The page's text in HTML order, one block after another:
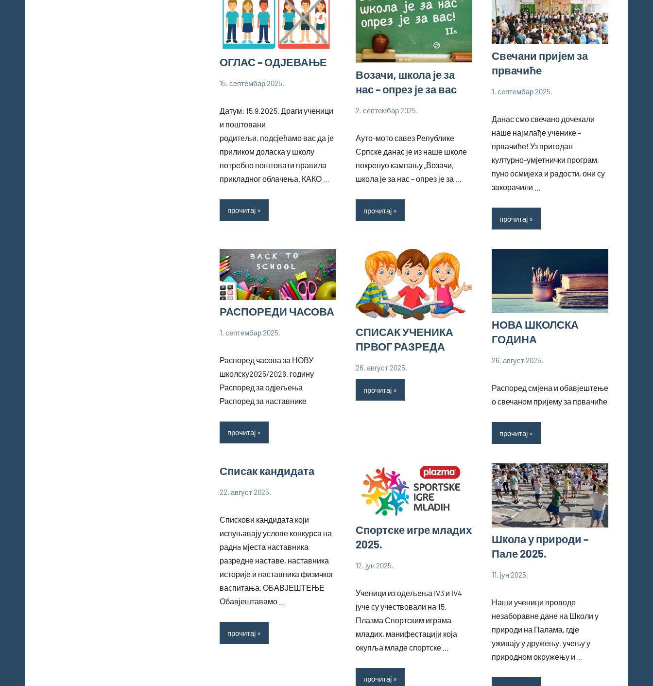
ОГЛАС – ОДЈЕВАЊЕ
15. септембар 2025.
Датум: 15.9.2025. Драги ученици
и поштовани
родитељи, подсјећамо вас да је
приликом доласка у школу
потребно поштовати правила
прикладног облачења. КАКО …
прочитај
Возачи, школа је за
нас – опрез је за вас
2. септембар 2025.
Ауто-мото савез Републике
Српске данас је из наше школе
покренуо кампању „Возачи,
школа је за нас – опрез је за …
прочитај
Свечани пријем за
првачиће
1. септембар 2025.
Данас смо свечано дочекали
наше најмлађе ученике –
првачиће! Уз пригодан
културно-умјетнички програм,
пуно осмијеха и радости, они су
закорачили …
прочитај
РАСПОРЕДИ ЧАСОВА
1. септембар 2025.
Распоред часова за НОВУ
школску2025/2026. годину
Распоред за одјељења
Распоред за наставнике
прочитај
СПИСАК УЧЕНИКА
ПРВОГ РАЗРЕДА
Ученици
26. август 2025.
bstankovic
прочитај
НОВА ШКОЛСКА
ГОДИНА
Ученици
26. август 2025.
bstankovic
Распоред смјена и обавјештење
о свечаном пријему за првачиће
прочитај
Списак кандидата
22. август 2025.
bstankovic
Спискови кандидата који
испуњавају услове конкурса на
раднa мјеста наставника
разредне наставе, наставника
историје и наставника физичког
васпитања. ОБАВЈЕШТЕЊЕ
Обавјештавамо …
прочитај
Спортске игре младих
2025.
Ученици
12. јун 2025.
bstankovic
Ученици из одељења IV3 и IV4
јуче су учествовали на 15.
Плазма Спортским играма
младих, манифестацији која
окупља младе спортске …
прочитај
Школа у природи –
Пале 2025.
11. јун 2025.
bstankovic
Наши ученици проводе
незаборавне дане на Школи у
природи на Палама, гдје
уживају у дружењу, учењу у
природном окружењу и …